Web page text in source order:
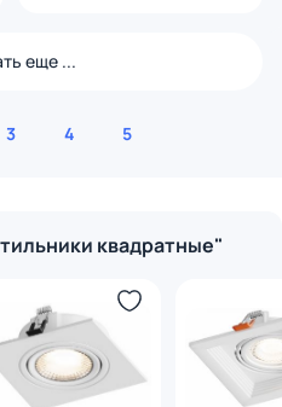
еще ...
3 4 5
квадратные"